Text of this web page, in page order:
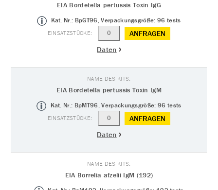
EIA Bordetella pertussis Toxin IgG
Kat. Nr.: BpGT96, Verpackungsgröße: 96 tests
ANFRAGEN
Daten
EIA Bordetella pertussis Toxin IgM
Kat. Nr.: BpMT96, Verpackungsgröße: 96 tests
ANFRAGEN
Daten
EIA Borrelia afzelii IgM (192)